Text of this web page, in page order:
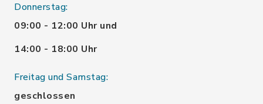
Donnerstag:
09:00 - 12:00 Uhr und
14:00 - 18:00 Uhr
Freitag und Samstag:
geschlossen